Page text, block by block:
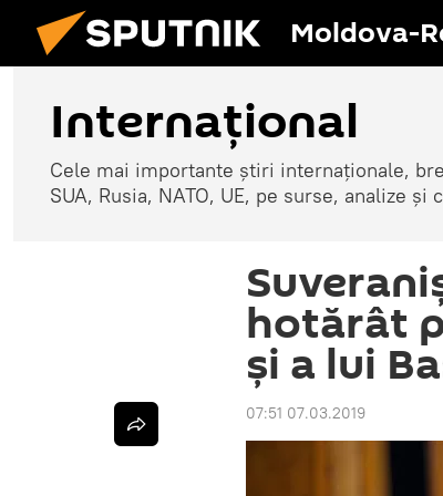
Moldova-
Internaţional
Cele mai importante știri internaționale,
SUA, Rusia, NATO, UE, pe surse, analize și
hotărât
și a lui
07:51 07.03.2019